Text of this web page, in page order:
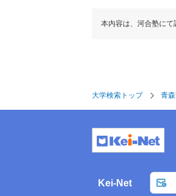
本内容は、河合塾にて
大学検索トップ 青
Kei-Net